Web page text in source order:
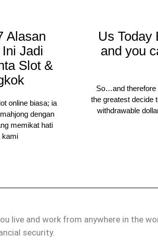
Alasan
Jadi
Slot &
online biasa; ia
dengan
memikat hati
kami
Us Today
and you
So…and therefore
the greatest decide
withdrawable
live and work from anywhere in the
security.